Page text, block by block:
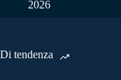
2026
Di tendenza